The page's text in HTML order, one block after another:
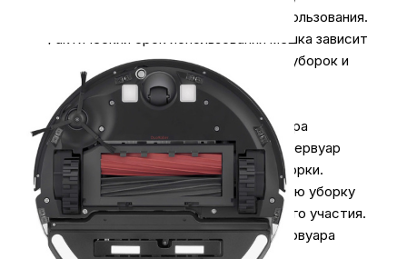
2.5л, которого хватит до 8 недель использования.
*Фактический срок использования мешка зависит
от обслуживаемой площади, частоты уборок и
факторов окружающей среды.
Автоматическое наполнение резервуара
Станция автоматически заполняет резервуар
после окончания, а также во время уборки.
Система позволяет совершать влажную уборку
даже в больших помещениях без Вашего участия.
Регулировка частоты заполнения резервуара